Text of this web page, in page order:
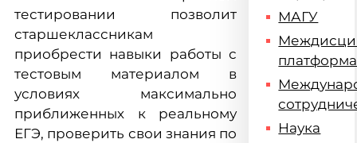
тестировании позволит
старшеклассникам
приобрести навыки работы с
тестовым материалом в
условиях максимально
приближенных к реальному
ЕГЭ, проверить свои знания по
МАГУ
платформа
Наука